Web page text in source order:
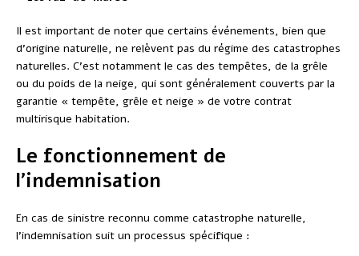
Il est important de noter que certains événements, bien que
d’origine naturelle, ne relèvent pas du régime des catastrophes
naturelles. C’est notamment le cas des tempêtes, de la grêle
ou du poids de la neige, qui sont généralement couverts par la
garantie « tempête, grêle et neige » de votre contrat
multirisque habitation.
Le fonctionnement de
l’indemnisation
En cas de sinistre reconnu comme catastrophe naturelle,
l’indemnisation suit un processus spécifique :